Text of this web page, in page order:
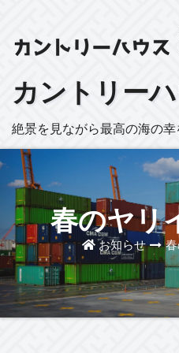
カントリー
絶景を見ながら最高の海の
春のヤリ
お知らせ